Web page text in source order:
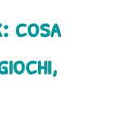
cosa